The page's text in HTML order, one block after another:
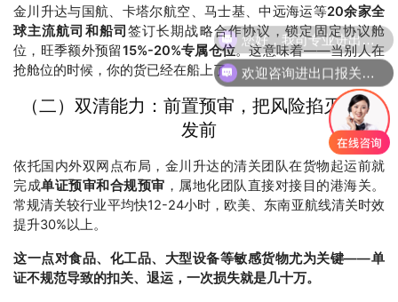
金川升达与国航、卡塔尔航空、马士基、中远海运等20余家全
球主流航司和船司 签订长期战略合作协议，锁定固定协议舱
位，旺季额外预留15%-20%专属仓位。这意味着——当别人在
抢舱位的时候，你的货已经在船上了。
（二）双清能力：前置预审，把风险掐灭在出
发前
依托国内外双网点布局，金川升达的清关团队在货物起运前就
完成单证预审和合规预审 ，属地化团队直接对接目的港海关。
常规清关较行业平均快12-24小时，欧美、东南亚航线清关时效
提升30%以上。
这一点对食品、化工品、大型设备等敏感货物尤为关键——单
证不规范导致的扣关、退运，一次损失就是几十万。
您好，我司专业进出口报关，国际运输，仓储配送